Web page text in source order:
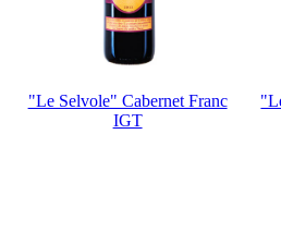
"Le Selvole" Cabernet Franc
IGT